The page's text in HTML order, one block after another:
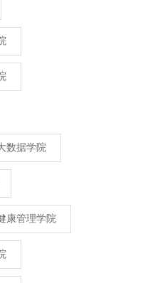
数据学院
康管理学院